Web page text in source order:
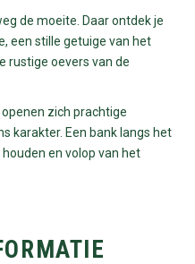
de moeite. Daar ontdek je
een stille getuige van het
rustige oevers van de
zich prachtige
karakter. Een bank langs het
en volop van het